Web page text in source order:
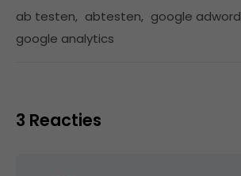
ab testen, abtesten, google
google analytics
3 Reacties